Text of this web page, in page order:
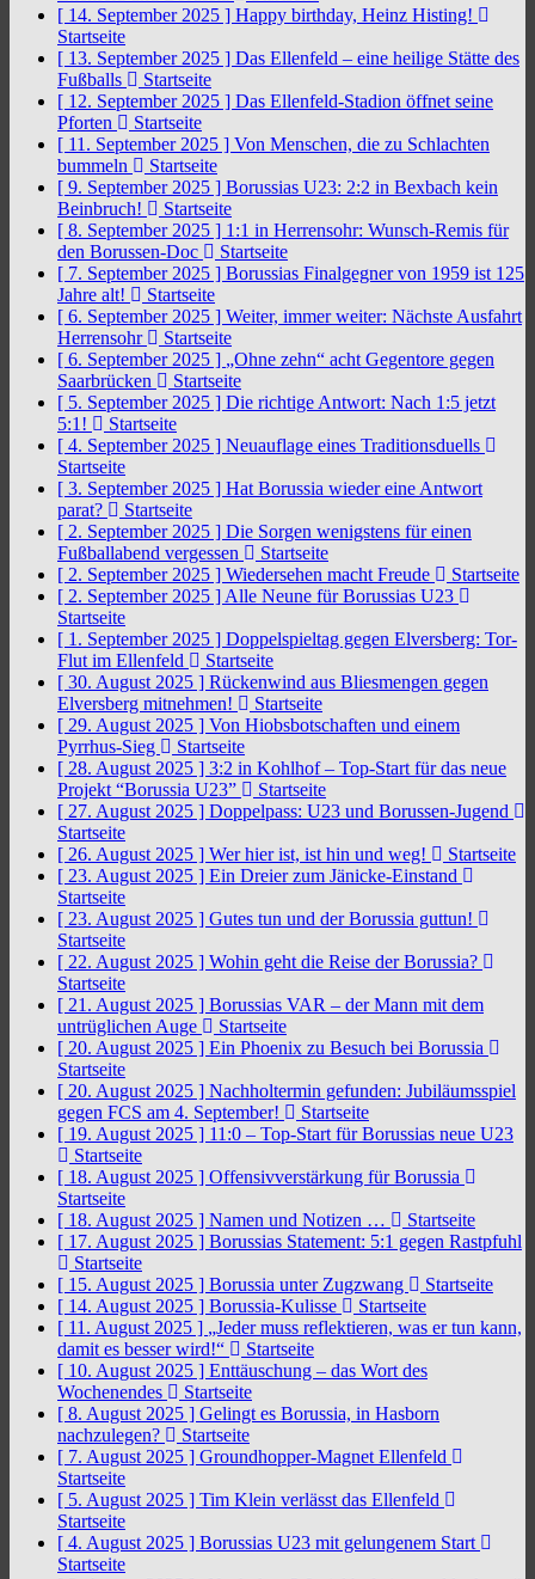
[ 14. September 2025 ] Happy birthday, Heinz Histing!
Startseite
[ 13. September 2025 ] Das Ellenfeld – eine heilige Stätte des
Fußballs
Startseite
[ 12. September 2025 ] Das Ellenfeld-Stadion öffnet seine
Pforten
Startseite
[ 11. September 2025 ] Von Menschen, die zu Schlachten
bummeln
Startseite
[ 9. September 2025 ] Borussias U23: 2:2 in Bexbach kein
Beinbruch!
Startseite
[ 8. September 2025 ] 1:1 in Herrensohr: Wunsch-Remis für
den Borussen-Doc
Startseite
[ 7. September 2025 ] Borussias Finalgegner von 1959 ist 125
Jahre alt!
Startseite
[ 6. September 2025 ] Weiter, immer weiter: Nächste Ausfahrt
Herrensohr
Startseite
[ 6. September 2025 ] „Ohne zehn“ acht Gegentore gegen
Saarbrücken
Startseite
[ 5. September 2025 ] Die richtige Antwort: Nach 1:5 jetzt
5:1!
Startseite
[ 4. September 2025 ] Neuauflage eines Traditionsduells
Startseite
[ 3. September 2025 ] Hat Borussia wieder eine Antwort
parat?
Startseite
[ 2. September 2025 ] Die Sorgen wenigstens für einen
Fußballabend vergessen
Startseite
[ 2. September 2025 ] Wiedersehen macht Freude
Startseite
[ 2. September 2025 ] Alle Neune für Borussias U23
Startseite
[ 1. September 2025 ] Doppelspieltag gegen Elversberg: Tor-
Flut im Ellenfeld
Startseite
[ 30. August 2025 ] Rückenwind aus Bliesmengen gegen
Elversberg mitnehmen!
Startseite
[ 29. August 2025 ] Von Hiobsbotschaften und einem
Pyrrhus-Sieg
Startseite
[ 28. August 2025 ] 3:2 in Kohlhof – Top-Start für das neue
Projekt “Borussia U23”
Startseite
[ 27. August 2025 ] Doppelpass: U23 und Borussen-Jugend
Startseite
[ 26. August 2025 ] Wer hier ist, ist hin und weg!
Startseite
[ 23. August 2025 ] Ein Dreier zum Jänicke-Einstand
Startseite
[ 23. August 2025 ] Gutes tun und der Borussia guttun!
Startseite
[ 22. August 2025 ] Wohin geht die Reise der Borussia?
Startseite
[ 21. August 2025 ] Borussias VAR – der Mann mit dem
untrüglichen Auge
Startseite
[ 20. August 2025 ] Ein Phoenix zu Besuch bei Borussia
Startseite
[ 20. August 2025 ] Nachholtermin gefunden: Jubiläumsspiel
gegen FCS am 4. September!
Startseite
[ 19. August 2025 ] 11:0 – Top-Start für Borussias neue U23
Startseite
[ 18. August 2025 ] Offensivverstärkung für Borussia
Startseite
[ 18. August 2025 ] Namen und Notizen …
Startseite
[ 17. August 2025 ] Borussias Statement: 5:1 gegen Rastpfuhl
Startseite
[ 15. August 2025 ] Borussia unter Zugzwang
Startseite
[ 14. August 2025 ] Borussia-Kulisse
Startseite
[ 11. August 2025 ] „Jeder muss reflektieren, was er tun kann,
damit es besser wird!“
Startseite
[ 10. August 2025 ] Enttäuschung – das Wort des
Wochenendes
Startseite
[ 8. August 2025 ] Gelingt es Borussia, in Hasborn
nachzulegen?
Startseite
[ 7. August 2025 ] Groundhopper-Magnet Ellenfeld
Startseite
[ 5. August 2025 ] Tim Klein verlässt das Ellenfeld
Startseite
[ 4. August 2025 ] Borussias U23 mit gelungenem Start
Startseite